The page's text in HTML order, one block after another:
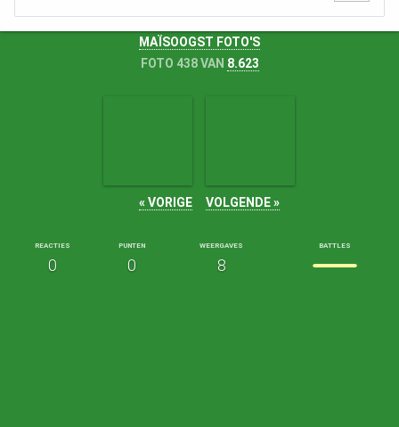
MAÏSOOGST FOTO'S
FOTO 438 VAN 8.623
« VORIGE VOLGENDE »
REACTIES
0
PUNTEN
0
WEERGAVES
8
BATTLES